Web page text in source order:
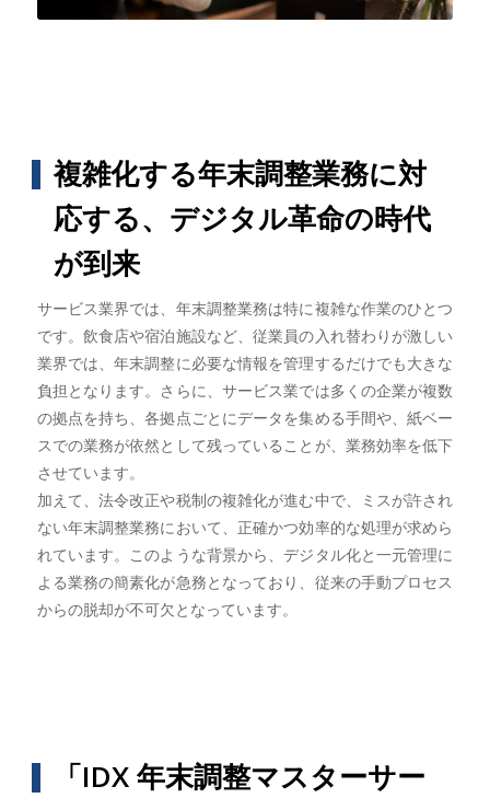
複雑化する年末調整業務に対
応する、デジタル革命の時代
が到来
サービス業界では、年末調整業務は特に複雑な作業のひとつ
です。飲食店や宿泊施設など、従業員の入れ替わりが激しい
業界では、年末調整に必要な情報を管理するだけでも大きな
負担となります。さらに、サービス業では多くの企業が複数
の拠点を持ち、各拠点ごとにデータを集める手間や、紙ベー
スでの業務が依然として残っていることが、業務効率を低下
させています。
加えて、法令改正や税制の複雑化が進む中で、ミスが許され
ない年末調整業務において、正確かつ効率的な処理が求めら
れています。このような背景から、デジタル化と一元管理に
よる業務の簡素化が急務となっており、従来の手動プロセス
からの脱却が不可欠となっています。
「IDX 年末調整マスターサー